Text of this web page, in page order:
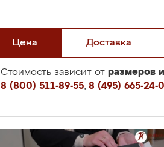
Цена Доставка
Стоимость зависит от размеров
8 (800) 511-89-55, 8 (495) 665-24-